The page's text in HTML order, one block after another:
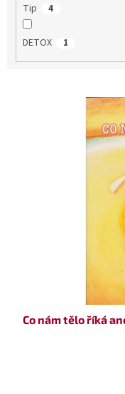
Tip 4
DETOX 1
Co nám tělo říká